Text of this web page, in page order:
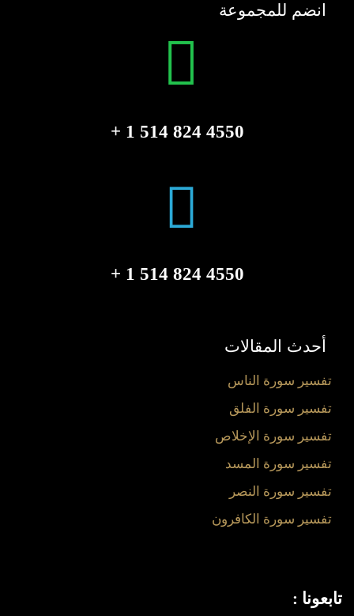
انضم للمجموعة
4550 824 514 1 +
4550 824 514 1 +
أحدث المقالات
تفسير سورة الناس
تفسير سورة الفلق
تفسير سورة الإخلاص
تفسير سورة المسد
تفسير سورة النصر
تفسير سورة الكافرون
تابعونا :